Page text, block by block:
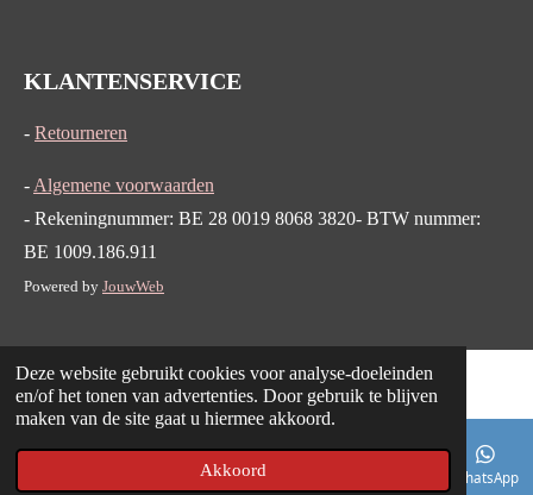
Deze website gebruikt cookies voor analyse-doeleinden
en/of het tonen van advertenties. Door gebruik te blijven
maken van de site gaat u hiermee akkoord.
Akkoord
KLANTENSERVICE
- Retourneren
- Algemene voorwaarden
- Rekeningnummer: BE 28 0019 8068 3820- BTW nummer:
BE 1009.186.911
Powered by JouwWeb
Telefoonnummer WhatsApp